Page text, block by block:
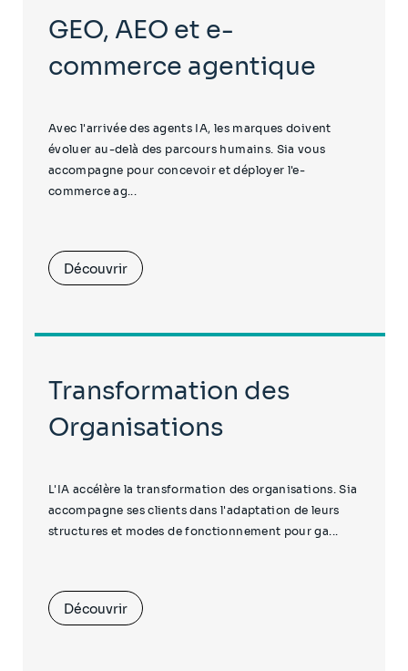
GEO, AEO et e-
commerce agentique
Avec l'arrivée des agents IA, les marques doivent
évoluer au-delà des parcours humains. Sia vous
accompagne pour concevoir et déployer l'e-
commerce ag...
Découvrir
Transformation des
Organisations
L'IA accélère la transformation des organisations. Sia
accompagne ses clients dans l'adaptation de leurs
structures et modes de fonctionnement pour ga...
Découvrir